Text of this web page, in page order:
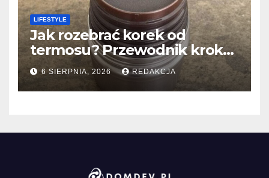
LIFESTYLE
Jak rozebrać korek od
termosu? Przewodnik krok
po kroku
6 SIERPNIA, 2026 REDAKCJA